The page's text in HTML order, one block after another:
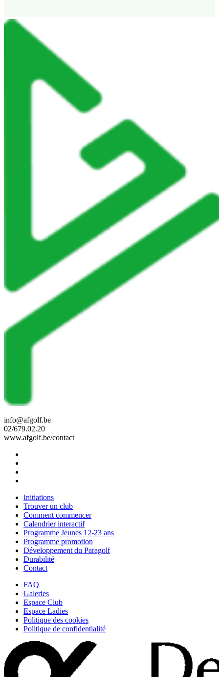
info@afgolf.be
02/679.02.20
www.afgolf.be/contact
Initiations
Trouver un club
Comment commencer
Calendrier interactif
Programme Jeunes 12-23 ans
Programme promotion
Développement du Paragolf
Durabilité
Contact
FAQ
Galeries
Espace Club
Espace Ladies
Politique des cookies
Politique de confidentialité